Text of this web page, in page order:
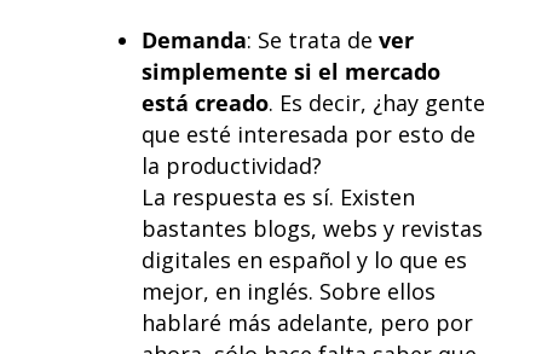
Demanda: Se trata de ver
simplemente si el mercado
está creado. Es decir, ¿hay gente
que esté interesada por esto de
la productividad?
La respuesta es sí. Existen
bastantes blogs, webs y revistas
digitales en español y lo que es
mejor, en inglés. Sobre ellos
hablaré más adelante, pero por